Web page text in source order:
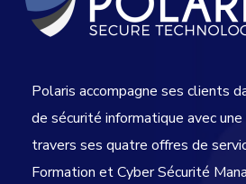
Polaris accompagne ses clients
de sécurité informatique avec
travers ses quatre offres de
Formation et Cyber Sécurité